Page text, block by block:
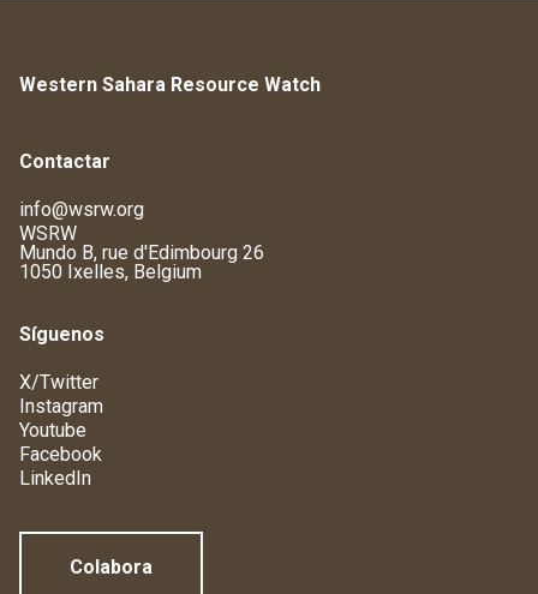
Western Sahara Resource Watch
Contactar
info@wsrw.org
WSRW
Mundo B, rue d'Edimbourg 26
1050 Ixelles, Belgium
Síguenos
X/Twitter
Instagram
Youtube
Facebook
LinkedIn
Colabora